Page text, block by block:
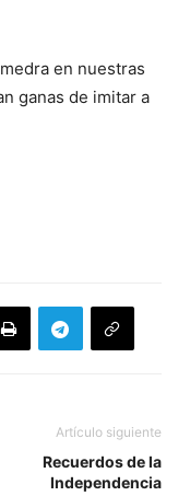
en nuestras
ganas de imitar a
Artículo siguiente
Recuerdos de la
Independencia